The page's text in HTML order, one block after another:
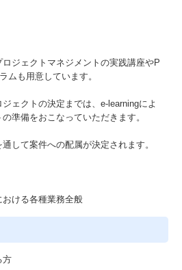
ロジェクトマネジメントの実践講座やP
ムも用意しています。
ェクトの決定までは、e-learningによ
準備をおこなっていただきます。
して案件への配属が決定されます。
ける各種業務全般
方